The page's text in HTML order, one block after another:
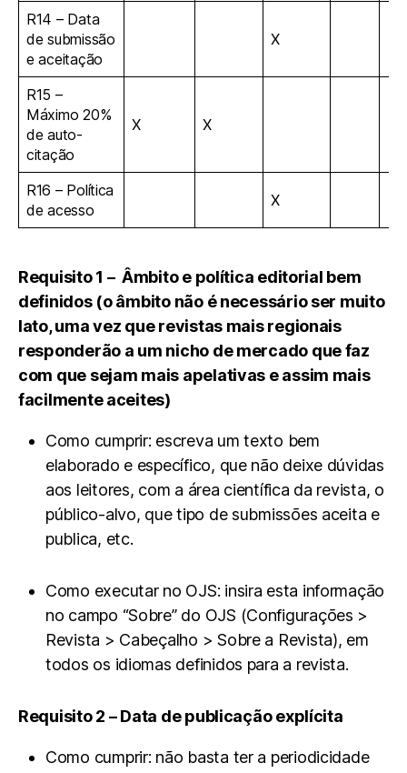
R14 – Data
de submissão
e aceitação
X
R15 –
Máximo 20%
de auto-
citação
X X
R16 – Política
de acesso
X
Requisito 1 – Âmbito e política editorial bem
definidos (o âmbito não é necessário ser muito
lato, uma vez que revistas mais regionais
responderão a um nicho de mercado que faz
com que sejam mais apelativas e assim mais
facilmente aceites)
Como cumprir: escreva um texto bem
elaborado e específico, que não deixe dúvidas
aos leitores, com a área científica da revista, o
público-alvo, que tipo de submissões aceita e
publica, etc.
Como executar no OJS: insira esta informação
no campo “Sobre” do OJS (Configurações >
Revista > Cabeçalho > Sobre a Revista), em
todos os idiomas definidos para a revista.
Requisito 2 – Data de publicação explícita
Como cumprir: não basta ter a periodicidade